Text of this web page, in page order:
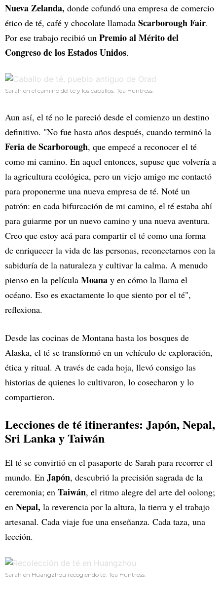
Nueva Zelanda, donde cofundó una empresa de comercio
ético de té, café y chocolate llamada Scarborough Fair.
Por ese trabajo recibió un Premio al Mérito del
Congreso de los Estados Unidos.
Sarah en el camino del té y los caballos. Tea Huntress.
Aun así, el té no le pareció desde el comienzo un destino
definitivo. "No fue hasta años después, cuando terminó la
Feria de Scarborough, que empecé a reconocer el té
como mi camino. En aquel entonces, supuse que volvería a
la agricultura ecológica, pero un viejo amigo me contactó
para proponerme una nueva empresa de té. Noté un
patrón: en cada bifurcación de mi camino, el té estaba ahí
para guiarme por un nuevo camino y una nueva aventura.
Creo que estoy acá para compartir el té como una forma
de enriquecer la vida de las personas, reconectarnos con la
sabiduría de la naturaleza y cultivar la calma. A menudo
pienso en la película Moana y en cómo la llama el
océano. Eso es exactamente lo que siento por el té",
reflexiona.
Desde las cocinas de Montana hasta los bosques de
Alaska, el té se transformó en un vehículo de exploración,
ética y ritual. A través de cada hoja, llevó consigo las
historias de quienes lo cultivaron, lo cosecharon y lo
compartieron.
Lecciones de té itinerantes: Japón, Nepal,
Sri Lanka y Taiwán
El té se convirtió en el pasaporte de Sarah para recorrer el
mundo. En Japón, descubrió la precisión sagrada de la
ceremonia; en Taiwán, el ritmo alegre del arte del oolong;
en Nepal, la reverencia por la altura, la tierra y el trabajo
artesanal. Cada viaje fue una enseñanza. Cada taza, una
lección.
Sarah en Huangzhou recogiendo té. Tea Huntress.